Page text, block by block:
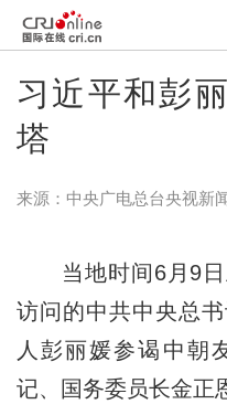
习近平和彭
塔
来源： 中央广电总台央视新
当地时间6月9日
访问的中共中央总
人彭丽媛参谒中朝
记、国务委员长金正